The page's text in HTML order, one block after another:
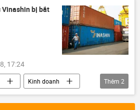
Vinashin bị bắt
17:24
Kinh doanh
an Việt Nam
Thêm 2